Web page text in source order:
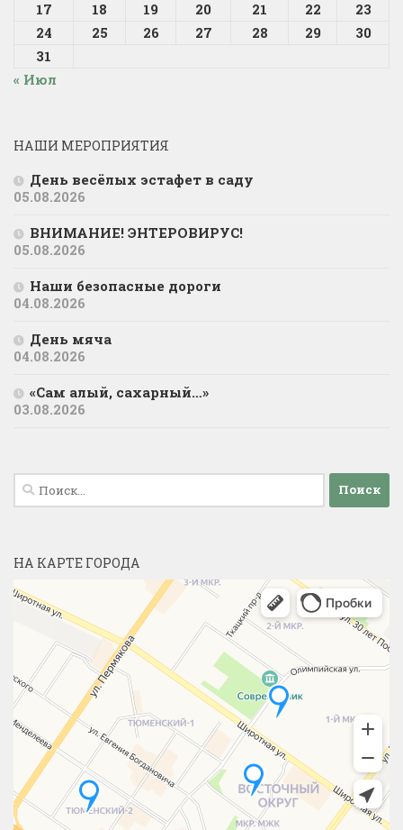
17 18 19 20 21 22
23
24
25 26 27 28 29
30
31
« Июл
НАШИ МЕРОПРИЯТИЯ
День весёлых эстафет в саду
05.08.2026
ВНИМАНИЕ! ЭНТЕРОВИРУС!
05.08.2026
Наши безопасные дороги
04.08.2026
День мяча
04.08.2026
«Сам алый, сахарный…»
03.08.2026
Найти:
НА КАРТЕ ГОРОДА